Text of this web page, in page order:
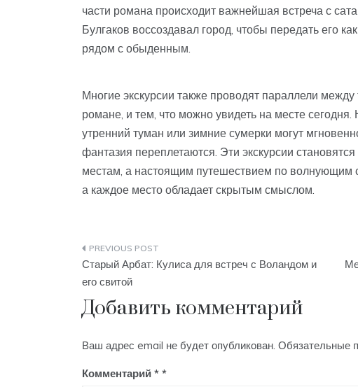
части романа происходит важнейшая встреча с
Булгаков воссоздавал город, чтобы передать его
рядом с обыденным.
Многие экскурсии также проводят параллели
романе, и тем, что можно увидеть на месте
утренний туман или зимние сумерки могут
фантазия переплетаются. Эти экскурсии
местам, а настоящим путешествием по волнующим
а каждое место обладает скрытым смыслом.
Навигация
по
записям
Старый Арбат: Кулиса для встреч с Воландом и
его свитой
Добавить комментарий
Ваш адрес email не будет опубликован. Обязательные
Комментарий *